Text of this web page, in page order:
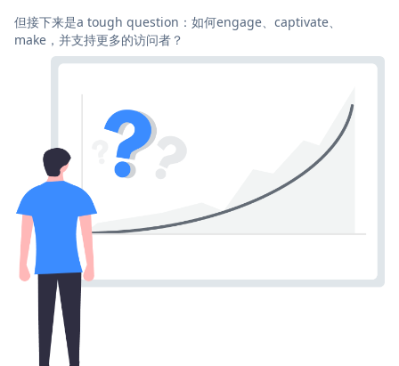
但接下来是a tough question：如何engage、captivate、
make，并支持更多的访问者？